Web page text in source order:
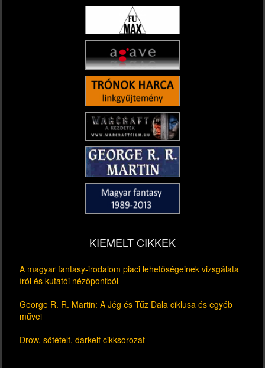
KIEMELT CIKKEK
A magyar fantasy-irodalom piaci lehetőségeinek vizsgálata
írói és kutatói nézőpontból
George R. R. Martin: A Jég és Tűz Dala ciklusa és egyéb
művei
Drow, sötételf, darkelf cikksorozat